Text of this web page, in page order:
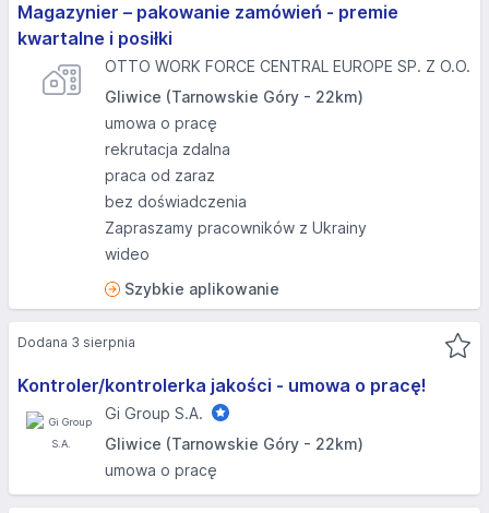
Magazynier – pakowanie zamówień - premie
kwartalne i posiłki
OTTO WORK FORCE CENTRAL EUROPE SP. Z O.O.
Gliwice (Tarnowskie Góry - 22km)
umowa o pracę
rekrutacja zdalna
praca od zaraz
bez doświadczenia
Zapraszamy pracowników z Ukrainy
wideo
Szybkie aplikowanie
Kontroler/kontrolerka jakości - umowa o pracę!
Gi Group S.A.
Gliwice (Tarnowskie Góry - 22km)
umowa o pracę
Dodana 3 sierpnia